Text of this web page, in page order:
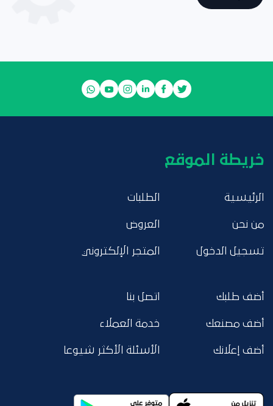
خريطة الموقع
الرئيسية
من نحن
تسجيل الدخول
الطلبات
العروض
المتجر الإلكتروني
أضف طلبك
أضف مصنعك
أضف إعلانك
اتصل بنا
خدمة العملاء
الأسئلة الأكثر شيوعا